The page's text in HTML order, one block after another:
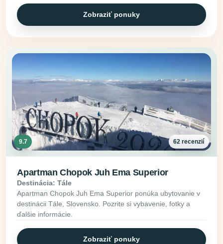
Zobraziť ponuky
9.7 62 recenzií
Apartman Chopok Juh Ema Superior
Destinácia: Tále
Apartman Chopok Juh Ema Superior ponúka ubytovanie v
destinácii Tále, Slovensko. Pozrite si vybavenie, fotky a
ďalšie informácie.
Zobraziť ponuky